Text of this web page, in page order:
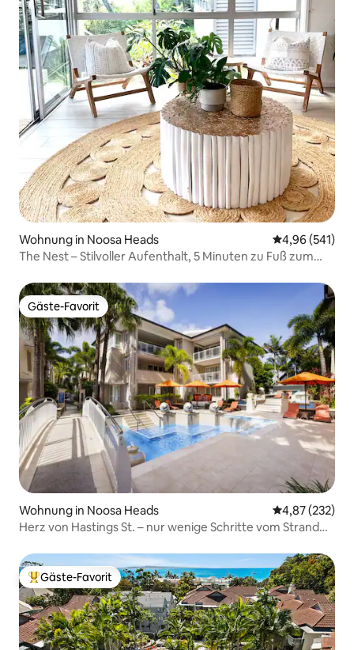
Wohnung in Noosa Heads
4,96 (541)
The Nest – Stilvoller Aufenthalt, 5 Minuten zu Fuß zum
Gäste-Favorit
Gäste-Favorit
Wohnung in Noosa Heads
4,87 (232)
Herz von Hastings St. – nur wenige Schritte vom Strand
Beliebter Gäste-Favorit.
Gäste-Favorit